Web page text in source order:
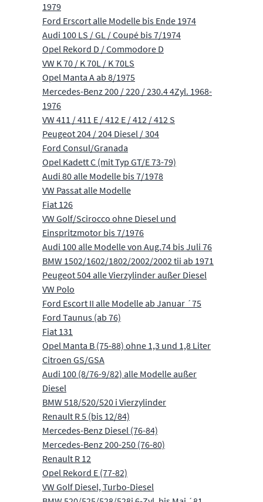
1979
Ford Erscort alle Modelle bis Ende 1974
Audi 100 LS / GL / Coupé bis 7/1974
Opel Rekord D / Commodore D
VW K 70 / K 70L / K 70LS
Opel Manta A ab 8/1975
Mercedes-Benz 200 / 220 / 230.4 4Zyl. 1968-
1976
VW 411 / 411 E / 412 E / 412 / 412 S
Peugeot 204 / 204 Diesel / 304
Ford Consul/Granada
Opel Kadett C (mit Typ GT/E 73-79)
Audi 80 alle Modelle bis 7/1978
VW Passat alle Modelle
Fiat 126
VW Golf/Scirocco ohne Diesel und
Einspritzmotor bis 7/1976
Audi 100 alle Modelle von Aug.74 bis Juli 76
BMW 1502/1602/1802/2002/2002 tii ab 1971
Peugeot 504 alle Vierzylinder außer Diesel
VW Polo
Ford Escort II alle Modelle ab Januar ´75
Ford Taunus (ab 76)
Fiat 131
Opel Manta B (75-88) ohne 1,3 und 1,8 Liter
Citroen GS/GSA
Audi 100 (8/76-9/82) alle Modelle außer
Diesel
BMW 518/520/520 i Vierzylinder
Renault R 5 (bis 12/84)
Mercedes-Benz Diesel (76-84)
Mercedes-Benz 200-250 (76-80)
Renault R 12
Opel Rekord E (77-82)
VW Golf Diesel, Turbo-Diesel